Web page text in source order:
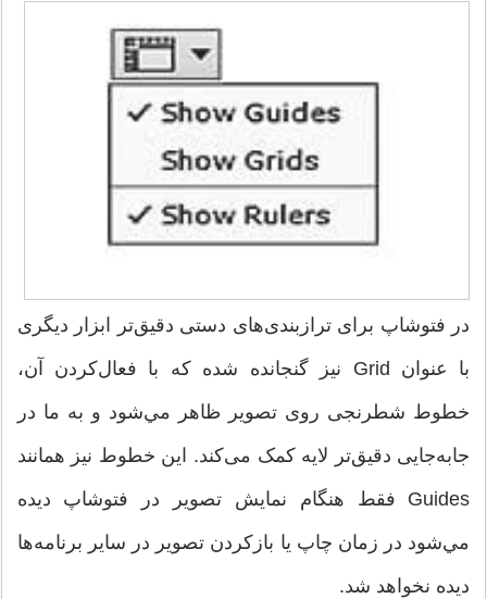
در فتوشاپ برای ترازبندی‌های دستی دقیق‌تر ابزار دیگری
با عنوان Grid نیز گنجانده شده که با فعال‌کردن آن،
خطوط شطرنجی روی تصویر ظاهر مي‌شود و به ما در
جابه‌جایی دقیق‌تر لایه کمک می‌کند. این خطوط نیز همانند
Guides فقط هنگام نمایش تصویر در فتوشاپ دیده
مي‌شود در زمان چاپ یا باز‌کردن تصویر در سایر برنامه‌ها
دیده نخواهد شد.